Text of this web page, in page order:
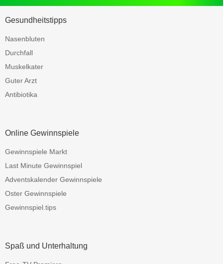
Gesundheitstipps
Nasenbluten
Durchfall
Muskelkater
Guter Arzt
Antibiotika
Online Gewinnspiele
Gewinnspiele Markt
Last Minute Gewinnspiel
Adventskalender Gewinnspiele
Oster Gewinnspiele
Gewinnspiel.tips
Spaß und Unterhaltung